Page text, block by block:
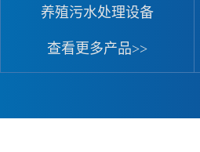
养殖污水处理设备
查看更多产品>>